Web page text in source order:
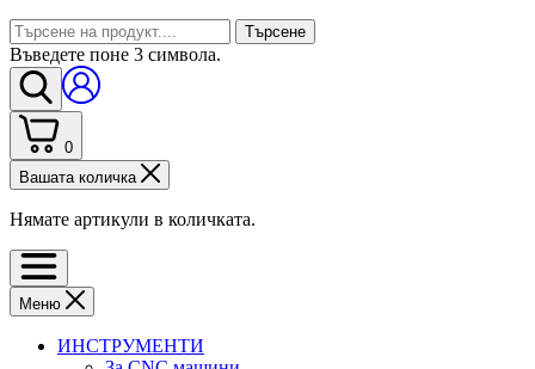
Търсене
Въведете поне 3 символа.
0
Вашата количка
Нямате артикули в количката.
Меню
ИНСТРУМЕНТИ